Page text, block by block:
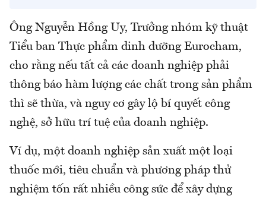
Ông Nguyễn Hồng Uy, Trưởng nhóm kỹ thuật
Tiểu ban Thực phẩm dinh dưỡng Eurocham,
cho rằng nếu tất cả các doanh nghiệp phải
thông báo hàm lượng các chất trong sản phẩm
thì sẽ thừa, và nguy cơ gây lộ bí quyết công
nghệ, sở hữu trí tuệ của doanh nghiệp.
Ví dụ, một doanh nghiệp sản xuất một loại
thuốc mới, tiêu chuẩn và phương pháp thử
nghiệm tốn rất nhiều công sức để xây dựng